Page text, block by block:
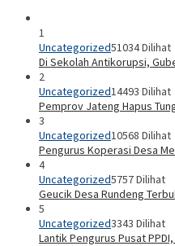
1
Uncategorized51034 Dilihat
Di Sekolah Antikorupsi,
2
Uncategorized14493 Dilihat
Pemprov Jateng Hapus
3
Uncategorized10568 Dilihat
Pengurus Koperasi Desa
4
Uncategorized5757 Dilihat
Geucik Desa Rundeng
5
Uncategorized3343 Dilihat
Lantik Pengurus Pusat